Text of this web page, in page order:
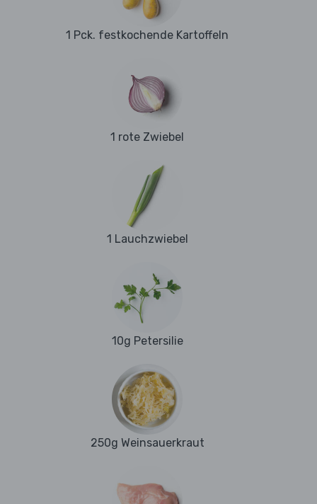
1 Pck. festkochende Kartoffeln
1 rote Zwiebel
1 Lauchzwiebel
10g Petersilie
250g Weinsauerkraut